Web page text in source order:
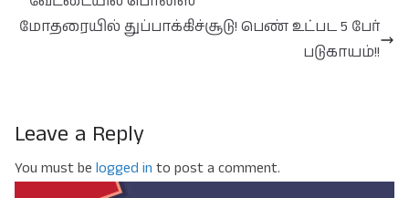
மோதரையில் துப்பாக்கிச்சூடு! பெண் உட்பட 5 பேர்
படுகாயம்!!
Leave a Reply
You must be logged in to post a comment.